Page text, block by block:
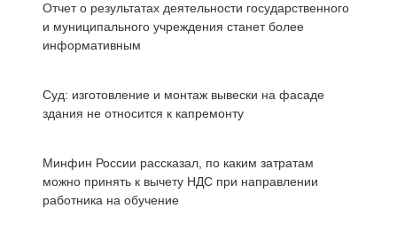
Отчет о результатах деятельности государственного
и муниципального учреждения станет более
информативным
Суд: изготовление и монтаж вывески на фасаде
здания не относится к капремонту
Минфин России рассказал, по каким затратам
можно принять к вычету НДС при направлении
работника на обучение